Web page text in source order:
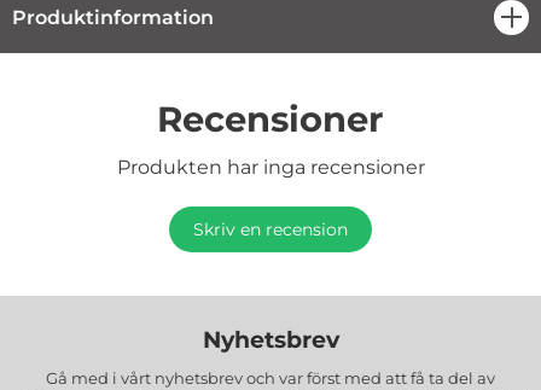
Produktinformation
Recensioner
Produkten har inga recensioner
Skriv en recension
Nyhetsbrev
Gå med i vårt nyhetsbrev och var först med att få ta del av